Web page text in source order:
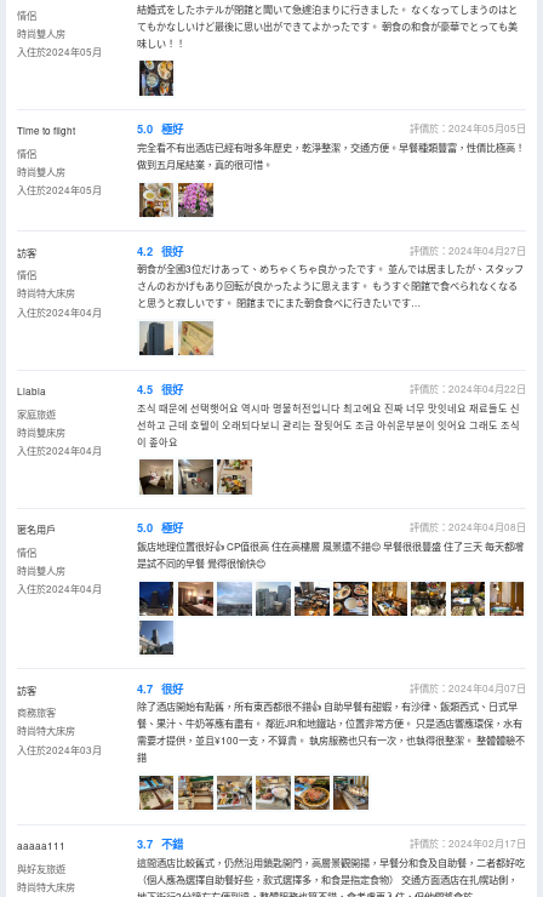
情侶
時尚雙人房
入住於2024年05月
結婚式をしたホテルが閉館と聞いて急遽泊まりに行きました。 なくなってしまうのはと
てもかなしいけど最後に思い出ができてよかったです。 朝食の和食が豪華でとっても美
味しい！！
Time to flight
情侶
時尚雙人房
入住於2024年05月
5.0 極好
評價於：2024年05月05日
完全看不有出酒店已經有咁多年歷史，乾淨整潔，交通方便。早餐種類豐富，性價比極高！
做到五月尾結業，真的很可惜。
訪客
情侶
時尚特大床房
入住於2024年04月
4.2 很好
評價於：2024年04月27日
朝食が全國3位だけあって、めちゃくちゃ良かったです。 並んでは居ましたが、スタッフ
さんのおかげもあり回転が良かったように思えます。 もうすぐ閉館で食べられなくなる
と思うと寂しいです。 閉館までにまた朝食食べに行きたいです…
Llabla
家庭旅遊
時尚雙床房
入住於2024年04月
4.5 很好
評價於：2024年04月22日
조식 때문에 선택햇어요 역시마 명불허전입니다 최고에요 진짜 너무 맛잇네요 재료들도 신
선하고 근데 호텔이 오래되다보니 관리는 잘됫어도 조금 아쉬운부분이 잇어요 그래도 조식
이 좊아요
匿名用戶
情侶
時尚雙人房
入住於2024年04月
5.0 極好
評價於：2024年04月08日
飯店地理位置很好👍 CP值很高 住在高樓層 風景還不錯😌 早餐很很豐盛 住了三天 每天都嚐
是試不同的早餐 覺得很愉快😊
訪客
商務旅客
時尚特大床房
入住於2024年03月
4.7 很好
評價於：2024年04月07日
除了酒店開始有點舊，所有東西都很不錯👍 自助早餐有甜蝦，有沙律、飯類西式、日式早
餐、果汁、牛奶等應有盡有。 鄰近JR和地鐵站，位置非常方便。 只是酒店響應環保，水有
需要才提供，並且¥100一支，不算貴。 執房服務也只有一次，也執得很整潔。 整體體驗不
錯
aaaaa111
與好友旅遊
時尚特大床房
3.7 不錯
評價於：2024年02月17日
這間酒店比較舊式，仍然沿用鎖匙開門，高層景觀開揚，早餐分和食及自助餐，二者都好吃
（個人應為選擇自助餐好些，款式選擇多，和食是指定食物） 交通方面酒店在扎幌站側，